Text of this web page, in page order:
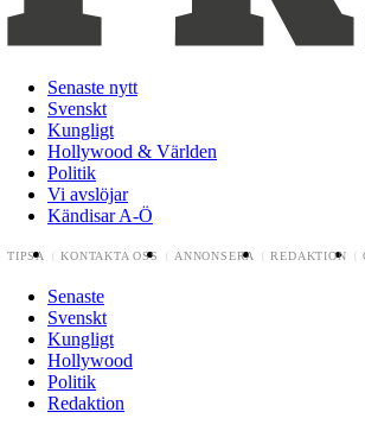
Senaste nytt
Svenskt
Kungligt
Hollywood & Världen
Politik
Vi avslöjar
Kändisar A-Ö
TIPSA KONTAKTA OSS ANNONSERA REDAKTION
Senaste
Svenskt
Kungligt
Hollywood
Politik
Redaktion